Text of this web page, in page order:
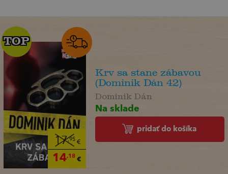
17,95€
14,18€
TOP
TOP
Krv sa stane zábavou
(Dominik Dán 42)
Dominik Dán
Na sklade
pridať do košíka